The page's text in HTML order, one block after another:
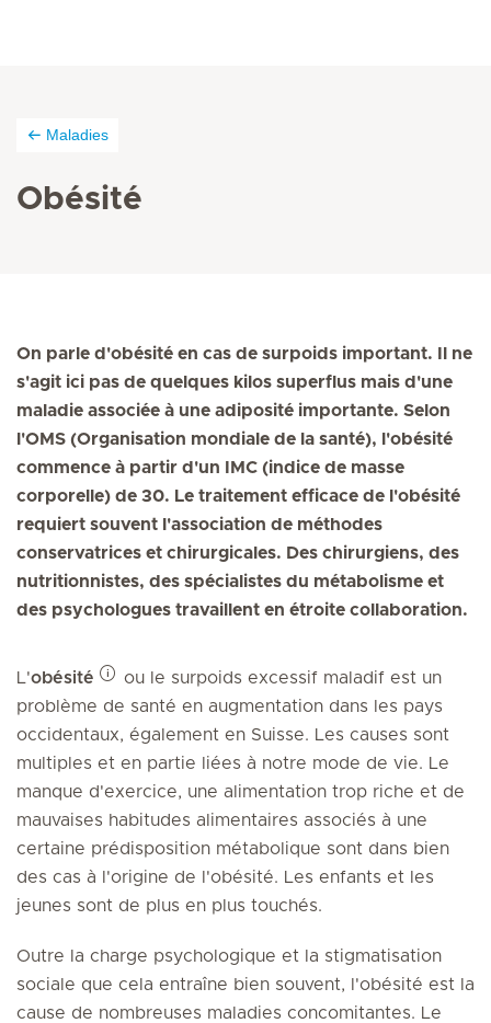
Maladies
Obésité
On parle d'obésité en cas de surpoids important. Il ne
s'agit ici pas de quelques kilos superflus mais d'une
maladie associée à une adiposité importante. Selon
l'OMS (Organisation mondiale de la santé), l'obésité
commence à partir d'un IMC (indice de masse
corporelle) de 30. Le traitement efficace de l'obésité
requiert souvent l'association de méthodes
conservatrices et chirurgicales. Des chirurgiens, des
nutritionnistes, des spécialistes du métabolisme et
des psychologues travaillent en étroite collaboration.
L'obésité
ou le surpoids excessif maladif est un
problème de santé en augmentation dans les pays
occidentaux, également en Suisse. Les causes sont
multiples et en partie liées à notre mode de vie. Le
manque d'exercice, une alimentation trop riche et de
mauvaises habitudes alimentaires associés à une
certaine prédisposition métabolique sont dans bien
des cas à l'origine de l'obésité. Les enfants et les
jeunes sont de plus en plus touchés.
Outre la charge psychologique et la stigmatisation
sociale que cela entraîne bien souvent, l'obésité est la
cause de nombreuses maladies concomitantes. Le